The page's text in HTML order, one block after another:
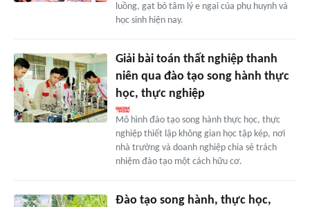
luồng, gạt bỏ tâm lý e ngại của phụ huynh và
học sinh hiện nay.
Giải bài toán thất nghiệp thanh
niên qua đào tạo song hành thực
học, thực nghiệp
Mô hình đào tạo song hành thực học, thực
nghiệp thiết lập không gian học tập kép, nơi
nhà trường và doanh nghiệp chia sẻ trách
nhiệm đào tạo một cách hữu cơ.
Đào tạo song hành, thực học,